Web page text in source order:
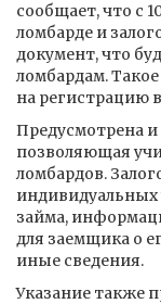
сообщает, что с
ломбарде и
документ, что
ломбардам. Такое
на регистрацию
Предусмотрена и
позволяющая
ломбардов.
индивидуальных
займа,
для заемщика о
иные сведения.
Указание также